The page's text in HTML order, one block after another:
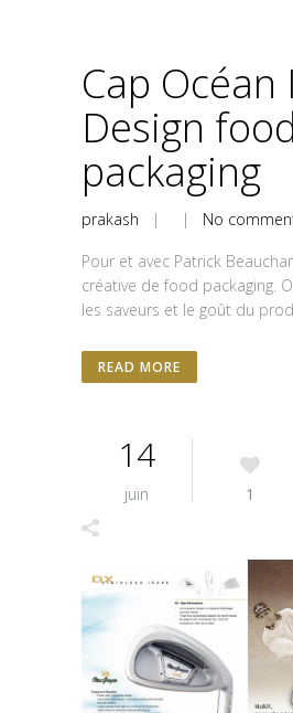
Cap Océan I
Design food
packaging
prakash | | No
Pour et avec Patrick
créative de food packaging.
les saveurs et le goût du
READ MORE
14
juin 1